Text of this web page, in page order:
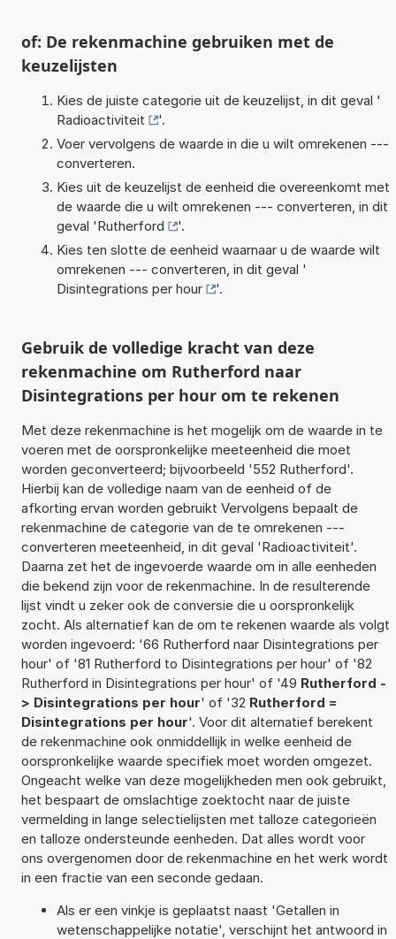
of: De rekenmachine gebruiken met de
keuzelijsten
Kies de juiste categorie uit de keuzelijst, in dit geval '
Radioactiviteit
'.
Voer vervolgens de waarde in die u wilt omrekenen ---
converteren.
Kies uit de keuzelijst de eenheid die overeenkomt met
de waarde die u wilt omrekenen --- converteren, in dit
geval 'Rutherford
'.
Kies ten slotte de eenheid waarnaar u de waarde wilt
omrekenen --- converteren, in dit geval '
Disintegrations per hour
'.
Gebruik de volledige kracht van deze
rekenmachine om Rutherford naar
Disintegrations per hour om te rekenen
Met deze rekenmachine is het mogelijk om de waarde in te
voeren met de oorspronkelijke meeteenheid die moet
worden geconverteerd; bijvoorbeeld '552 Rutherford'.
Hierbij kan de volledige naam van de eenheid of de
afkorting ervan worden gebruikt Vervolgens bepaalt de
rekenmachine de categorie van de te omrekenen ---
converteren meeteenheid, in dit geval 'Radioactiviteit'.
Daarna zet het de ingevoerde waarde om in alle eenheden
die bekend zijn voor de rekenmachine. In de resulterende
lijst vindt u zeker ook de conversie die u oorspronkelijk
zocht. Als alternatief kan de om te rekenen waarde als volgt
worden ingevoerd: '66 Rutherford naar Disintegrations per
hour' of '81 Rutherford to Disintegrations per hour' of '82
Rutherford in Disintegrations per hour' of '49 Rutherford -
> Disintegrations per hour' of '32 Rutherford =
Disintegrations per hour'. Voor dit alternatief berekent
de rekenmachine ook onmiddellijk in welke eenheid de
oorspronkelijke waarde specifiek moet worden omgezet.
Ongeacht welke van deze mogelijkheden men ook gebruikt,
het bespaart de omslachtige zoektocht naar de juiste
vermelding in lange selectielijsten met talloze categorieën
en talloze ondersteunde eenheden. Dat alles wordt voor
ons overgenomen door de rekenmachine en het werk wordt
in een fractie van een seconde gedaan.
Als er een vinkje is geplaatst naast 'Getallen in
wetenschappelijke notatie', verschijnt het antwoord in